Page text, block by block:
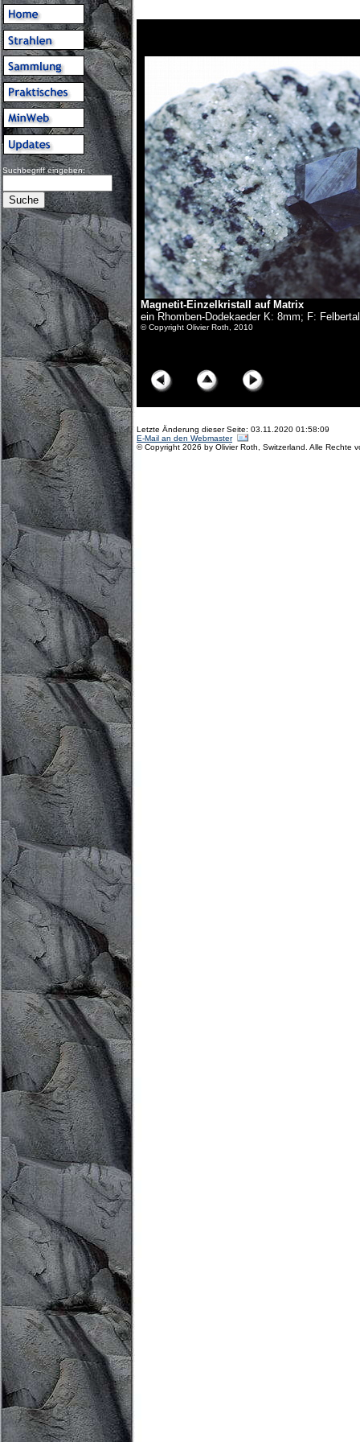
Suchbegriff eingeben:
Magnetit-Einzelkristall auf Matrix
ein Rhomben-Dodekaeder K: 8mm; F:
© Copyright Olivier Roth, 2010
Letzte Änderung dieser Seite: 03.11.2020 01:58:09
E-Mail an den Webmaster
© Copyright 2026 by Olivier Roth, Switzerland. Alle Rechte